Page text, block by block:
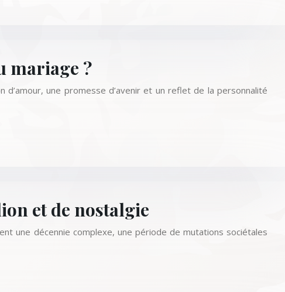
mariage ?
une promesse d’avenir et un reflet de la personnalité
et de nostalgie
une décennie complexe, une période de mutations sociétales